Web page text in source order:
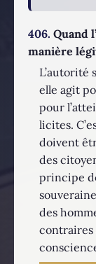
406. Quand
manière
L’autorité
elle agit
pour
licites.
doivent
des
principe
des
contraires